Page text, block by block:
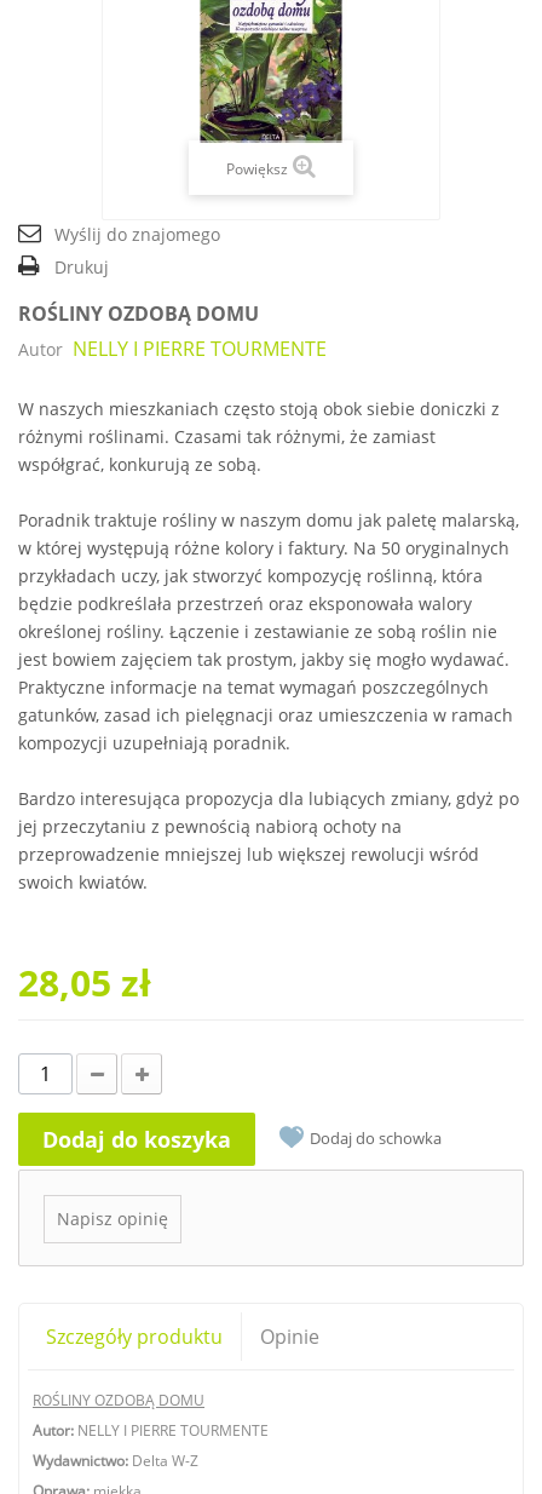
Powiększ
Wyślij do znajomego
Drukuj
ROŚLINY OZDOBĄ DOMU
Autor NELLY I PIERRE TOURMENTE
W naszych mieszkaniach często stoją obok siebie doniczki z
różnymi roślinami. Czasami tak różnymi, że zamiast
współgrać, konkurują ze sobą.
Poradnik traktuje rośliny w naszym domu jak paletę malarską,
w której występują różne kolory i faktury. Na 50 oryginalnych
przykładach uczy, jak stworzyć kompozycję roślinną, która
będzie podkreślała przestrzeń oraz eksponowała walory
określonej rośliny. Łączenie i zestawianie ze sobą roślin nie
jest bowiem zajęciem tak prostym, jakby się mogło wydawać.
Praktyczne informacje na temat wymagań poszczególnych
gatunków, zasad ich pielęgnacji oraz umieszczenia w ramach
kompozycji uzupełniają poradnik.
Bardzo interesująca propozycja dla lubiących zmiany, gdyż po
jej przeczytaniu z pewnością nabiorą ochoty na
przeprowadzenie mniejszej lub większej rewolucji wśród
swoich kwiatów.
28,05 zł
Dodaj do koszyka Dodaj do schowka
Napisz opinię
Szczegóły produktu Opinie
ROŚLINY OZDOBĄ DOMU
Autor: NELLY I PIERRE TOURMENTE
Wydawnictwo: Delta W-Z